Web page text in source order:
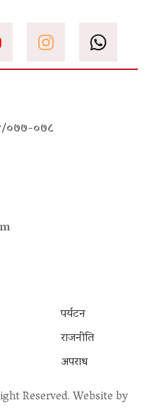
०७७-०७८
पर्यटन
राजनीति
अपराध
Reserved. Website by